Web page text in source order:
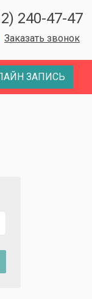
240-47-47
Заказать звонок
ЗАПИСЬ